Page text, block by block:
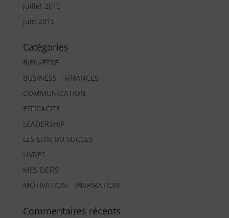
juillet 2015
juin 2015
Catégories
BIEN-ÊTRE
BUSINESS – FINANCES
COMMUNICATION
EFFICACITE
LEADERSHIP
LES LOIS DU SUCCES
LIVRES
MES DEFIS
MOTIVATION – INSPIRATION
Commentaires récents